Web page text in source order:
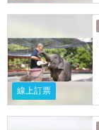
線上訂票